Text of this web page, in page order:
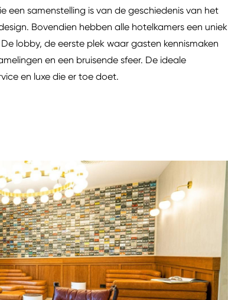
een samenstelling is van de geschiedenis van het
Bovendien hebben alle hotelkamers een uniek
lobby, de eerste plek waar gasten kennismaken
en een bruisende sfeer. De ideale
en luxe die er toe doet.